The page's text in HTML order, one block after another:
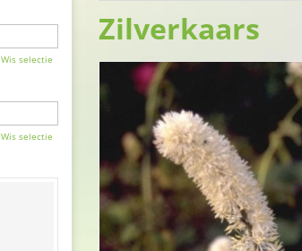
Zilverkaars
Wis selectie
Wis selectie